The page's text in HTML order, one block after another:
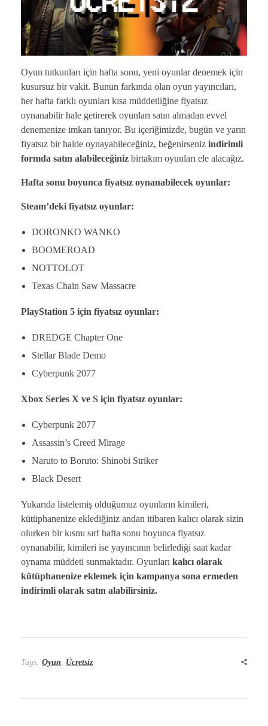
Oyun tutkunları için hafta sonu, yeni oyunlar denemek için
kusursuz bir vakit. Bunun farkında olan oyun yayıncıları,
her hafta farklı oyunları kısa müddetliğine fiyatsız
oynanabilir hale getirerek oyunları satın almadan evvel
denemenize imkan tanıyor. Bu içeriğimizde, bugün ve yarın
fiyatsız bir halde oynayabileceğiniz, beğenirseniz indirimli
formda satın alabileceğiniz birtakım oyunları ele alacağız.
Hafta sonu boyunca fiyatsız oynanabilecek oyunlar:
Steam’deki fiyatsız oyunlar:
DORONKO WANKO
BOOMEROAD
NOTTOLOT
Texas Chain Saw Massacre
PlayStation 5 için fiyatsız oyunlar:
DREDGE Chapter One
Stellar Blade Demo
Cyberpunk 2077
Xbox Series X ve S için fiyatsız oyunlar:
Cyberpunk 2077
Assassin’s Creed Mirage
Naruto to Boruto: Shinobi Striker
Black Desert
Yukarıda listelemiş olduğumuz oyunların kimileri,
kütüphanenize eklediğiniz andan itibaren kalıcı olarak sizin
olurken bir kısmı sırf hafta sonu boyunca fiyatsız
oynanabilir, kimileri ise yayıncının belirlediği saat kadar
oynama müddeti sunmaktadır. Oyunları kalıcı olarak
kütüphanenize eklemek için kampanya sona ermeden
indirimli olarak satın alabilirsiniz.
Tags: Oyun Ücretsiz